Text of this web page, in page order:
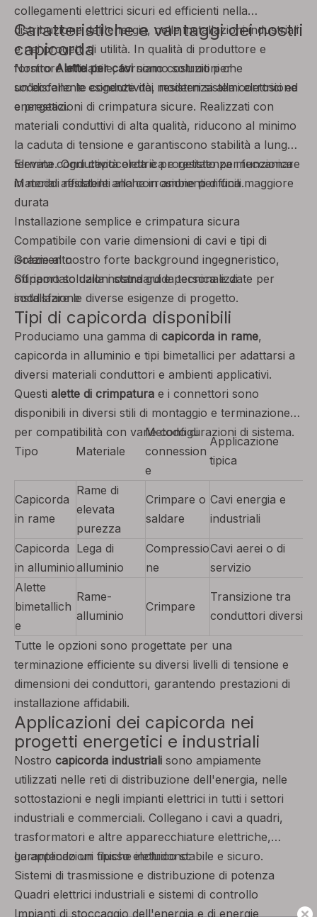
collegamenti elettrici sicuri ed efficienti nella
distribuzione dell'energia, nelle installazioni industriali
e nei progetti di utilità. In qualità di produttore e
fornitore affidabile, forniamo soluzioni che
soddisfano le esigenze dei moderni sistemi elettrici ed
energetici.
Caratteristiche e vantaggi dei nostri
capicorda
NostroAlette per cavisono costruiti per
un'eccellente conduttività, resistenza alla corrosione
e prestazioni di crimpatura sicure. Realizzati con
materiali conduttivi di alta qualità, riducono al minimo
la caduta di tensione e garantiscono stabilità a lungo
termine. Ogni capocorda è progettato per funzionare
in modo affidabile anche in ambienti difficili.
Elevata conduttività elettrica e resistenza meccanica
Materiali resistenti alla corrosione per una maggiore
durata
Installazione semplice e crimpatura sicura
Compatibile con varie dimensioni di cavi e tipi di
isolamento
Supportato dalla nostra guida tecnica e di
installazione
Grazie al nostro forte background ingegneristico,
offriamo soluzioni standard e personalizzate per
soddisfare le diverse esigenze di progetto.
Tipi di capicorda disponibili
Produciamo una gamma di capicorda in rame,
capicorda in alluminio e tipi bimetallici per adattarsi a
diversi materiali conduttori e ambienti applicativi.
Questi alette di crimpatura e i connettori sono
disponibili in diversi stili di montaggio e terminazione
per compatibilità con varie configurazioni di sistema.
Tipo
Materiale
Metodo di
connession
e
Applicazione
tipica
Capicorda
in rame
Rame di
elevata
purezza
Crimpare o
saldare
Cavi energia e
industriali
Capicorda
in alluminio
Lega di
alluminio
Compressio
ne
Cavi aerei o di
servizio
Alette
bimetallich
e
Rame-
alluminio
Crimpare
Transizione tra
conduttori diversi
Tutte le opzioni sono progettate per una
terminazione efficiente su diversi livelli di tensione e
dimensioni dei conduttori, garantendo prestazioni di
installazione affidabili.
Applicazioni dei capicorda nei
progetti energetici e industriali
Nostro capicorda industriali sono ampiamente
utilizzati nelle reti di distribuzione dell'energia, nelle
sottostazioni e negli impianti elettrici in tutti i settori
industriali e commerciali. Collegano i cavi a quadri,
trasformatori e altre apparecchiature elettriche,
garantendo un flusso elettrico stabile e sicuro.
Le applicazioni tipiche includono:
Sistemi di trasmissione e distribuzione di potenza
Quadri elettrici industriali e sistemi di controllo
Impianti di stoccaggio dell'energia e di energie